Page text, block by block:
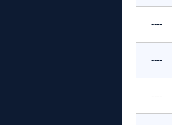
----
----
----